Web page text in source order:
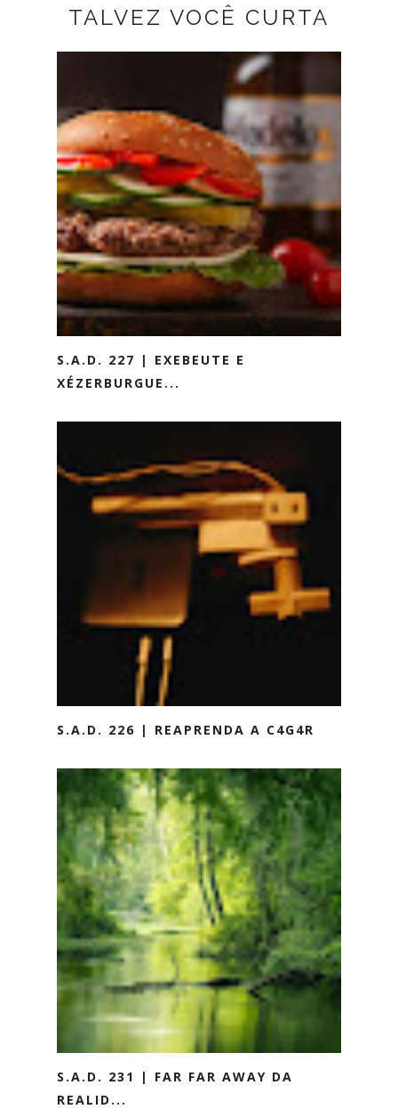
TALVEZ VOCÊ CURTA
S.A.D. 227 | EXEBEUTE E
XÉZERBURGUE...
S.A.D. 226 | REAPRENDA A C4G4R
S.A.D. 231 | FAR FAR AWAY DA
REALID...